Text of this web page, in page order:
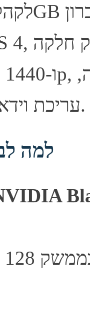
עריכת וידאו ובינה מלאכותית.
למה